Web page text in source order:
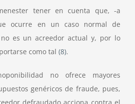
tener en cuenta que, -a
ocurre en un caso normal de
es un acreedor actual y, por lo
como tal (8).
no ofrece mayores
genéricos de fraude, pues,